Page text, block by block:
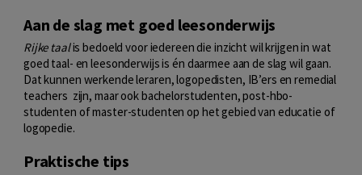
Aan de slag met goed leesonderwijs
Rijke taalis bedoeld voor iedereen die inzicht wil krijgen in wat
goed taal- en leesonderwijs is én daarmee aan de slag wil gaan.
Dat kunnen werkende leraren, logopedisten, IB’ers en remedial
teachers zijn, maar ook bachelorstudenten, post-hbo-
studenten of master-studenten op het gebied van educatie of
logopedie.
Praktische tips